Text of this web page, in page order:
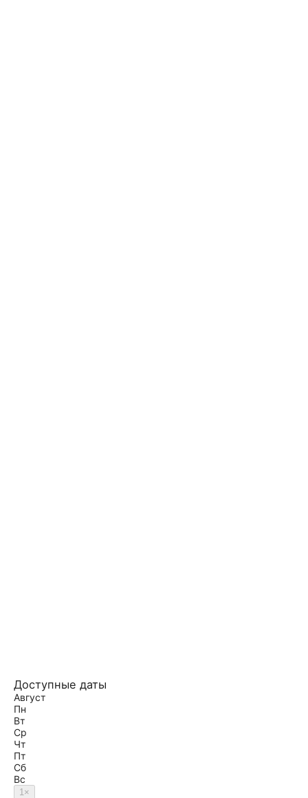
Доступные даты
Август
Пн
Вт
Ср
Чт
Пт
Сб
Вс
1×